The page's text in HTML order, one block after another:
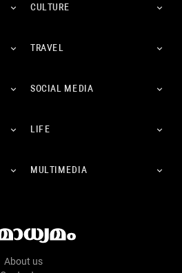
CULTURE
TRAVEL
SOCIAL MEDIA
LIFE
MULTIMEDIA
About us